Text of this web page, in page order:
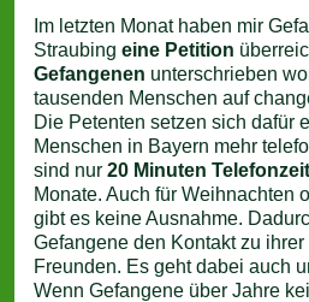
Im letzten Monat haben mir
Straubing eine Petition
Gefangenen unterschrieben
tausenden Menschen auf
Die Petenten setzen sich dafür
Menschen in Bayern mehr
sind nur 20 Minuten Telefonzeit
Monate. Auch für Weihnachten
gibt es keine Ausnahme.
Gefangene den Kontakt zu
Freunden. Es geht dabei auch
Wenn Gefangene über Jahre